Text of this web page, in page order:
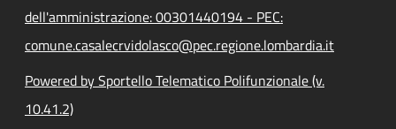
dell'amministrazione: 00301440194 - PEC:
comune.casalecrvidolasco@pec.regione.lombardia.it
Powered by Sportello Telematico Polifunzionale (v.
10.41.2)